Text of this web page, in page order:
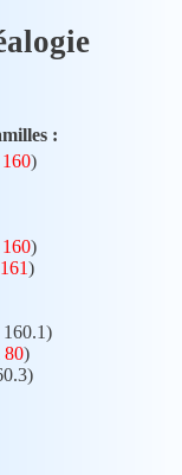
:
160)
160)
161)
160.1)
80)